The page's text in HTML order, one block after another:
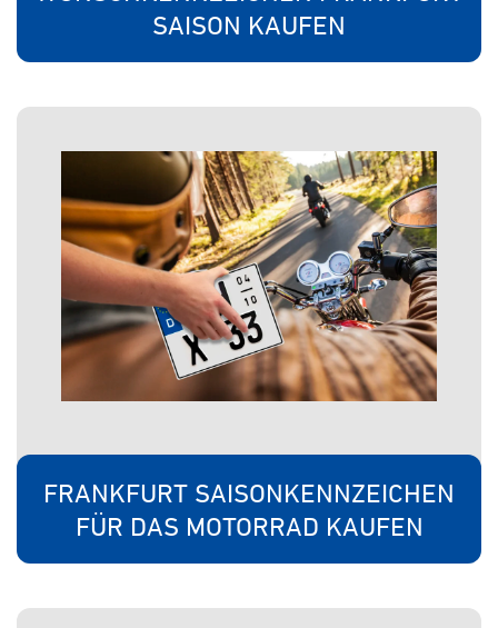
SAISON KAUFEN
FRANKFURT SAISONKENNZEICHEN
FÜR DAS MOTORRAD KAUFEN